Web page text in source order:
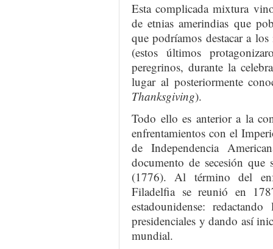
Esta complicada mixtura
de etnias amerindias que
que podríamos destacar a
(estos últimos
peregrinos, durante la
lugar al posteriormente
Thanksgiving).
Todo ello es anterior a la
enfrentamientos con el
de Independencia
documento de secesión que
(1776). Al término del
Filadelfia se reunió en
estadounidense:
presidenciales y dando así
mundial.